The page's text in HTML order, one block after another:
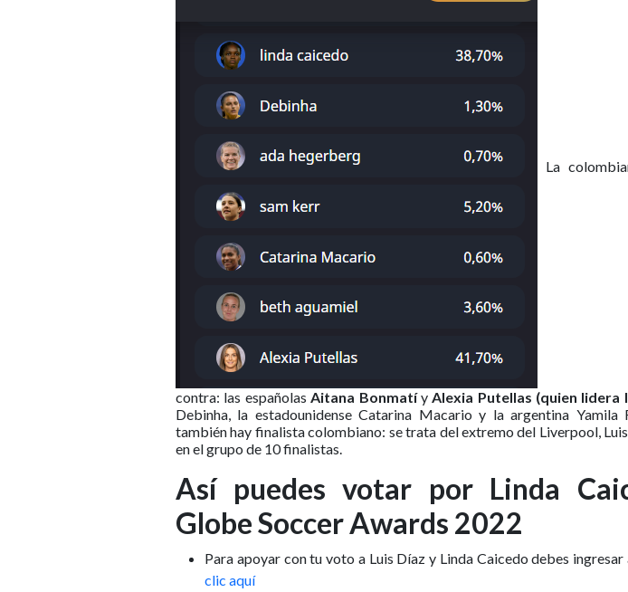
La
contra: las españolasAitana BonmatíyAlexia Putellas (quien lidera
Debinha, la estadounidense Catarina Macario y la argentina Yamila
también hay finalista colombiano: se trata del extremo del Liverpool,
en el grupo de 10 finalistas.
Así puedes votar por Linda
Globe Soccer Awards 2022
Para apoyar con tu voto a Luis Díaz y Linda Caicedo debes
clic aquí